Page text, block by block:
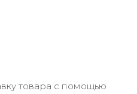
товара с помощью